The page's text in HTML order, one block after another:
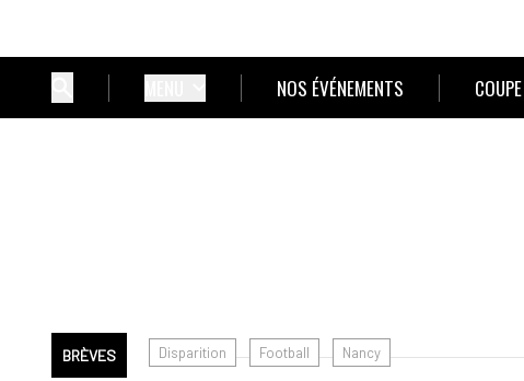
NOS ÉVÉNEMENTS
BRÈVES Disparition Football Nancy